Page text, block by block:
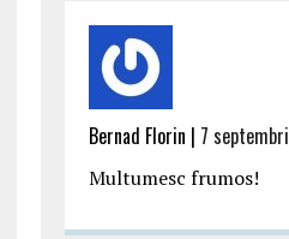
Bernad Florin | 7
Multumesc frumos!